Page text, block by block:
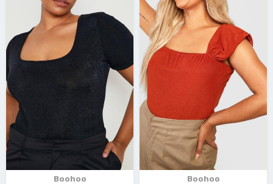
Boohoo Boohoo